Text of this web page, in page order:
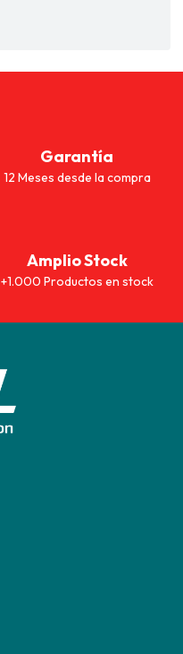
Garantía
12 Meses desde la compra
Amplio Stock
+1.000 Productos en stock